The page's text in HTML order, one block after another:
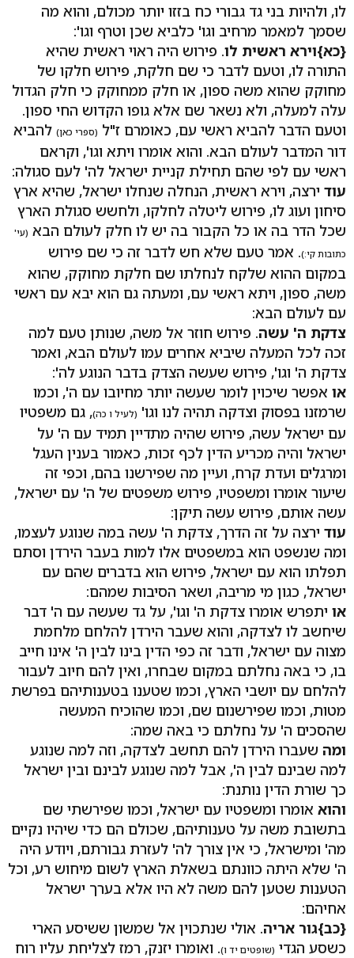
לו, ולהיות בני גד גבורי כח בזזו יותר מכולם, והוא מה
שסמך למאמר מרחיב וגו' כלביא שכן וטרף וגו':
{כא}וירא ראשית לו. פירוש היה ראוי ראשית שהיא
התורה לו, וטעם לדבר כי שם חלקת, פירוש חלקו של
מחוקק שהוא משה ספון, או חלק ממחוקק כי חלק הגדול
עלה למעלה, ולא נשאר שם אלא גופו הקדוש החי ספון.
וטעם הדבר להביא ראשי עם, כאומרם ז"ל (ספרי כאן) להביא
דור המדבר לעולם הבא. והוא אומרו ויתא וגו', וקראם
ראשי עם לפי שהם תחילת קניית ישראל לה' לעם סגולה:
עוד ירצה, וירא ראשית, הנחלה שנחלו ישראל, שהיא ארץ
סיחון ועוג לו, פירוש ליטלה לחלקו, ולחשש סגולת הארץ
שכל הדר בה או כל הקבור בה יש לו חלק לעולם הבא (עי'
כתובות קי:). אמר טעם שלא חש לדבר זה כי שם פירוש
במקום ההוא שלקח לנחלתו שם חלקת מחוקק, שהוא
משה, ספון, ויתא ראשי עם, ומעתה גם הוא יבא עם ראשי
עם לעולם הבא:
צדקת ה' עשה. פירוש חוזר אל משה, שנותן טעם למה
זכה לכל המעלה שיביא אחרים עמו לעולם הבא, ואמר
צדקת ה' וגו', פירוש שעשה הצדק בדבר הנוגע לה':
או אפשר שיכוין לומר שעשה יותר מחיובו עם ה', וכמו
שרמזנו בפסוק וצדקה תהיה לנו וגו' (לעיל ו כה), גם משפטיו
עם ישראל עשה, פירוש שהיה מתדיין תמיד עם ה' על
ישראל והיה מכריע הדין לכף זכות, כאמור בענין העגל
ומרגלים ועדת קרח, ועיין מה שפירשנו בהם, וכפי זה
שיעור אומרו ומשפטיו, פירוש משפטים של ה' עם ישראל,
עשה אותם, פירוש עשה תיקן:
עוד ירצה על זה הדרך, צדקת ה' עשה במה שנוגע לעצמו,
ומה שנשפט הוא במשפטים אלו למות בעבר הירדן וסתם
תפלתו הוא עם ישראל, פירוש הוא בדברים שהם עם
ישראל, כגון מי מריבה, ושאר הסיבות שמהם:
או יתפרש אומרו צדקת ה' וגו', על גד שעשה עם ה' דבר
שיחשב לו לצדקה, והוא שעבר הירדן להלחם מלחמת
מצוה עם ישראל, ודבר זה כפי הדין בינו לבין ה' אינו חייב
בו, כי באה נחלתם במקום שבחרו, ואין להם חיוב לעבור
להלחם עם יושבי הארץ, וכמו שטענו בטענותיהם בפרשת
מטות, וכמו שפירשנום שם, וכמו שהוכיח המעשה
שהסכים ה' על נחלתם כי באה שמה:
ומה שעברו הירדן להם תחשב לצדקה, וזה למה שנוגע
למה שבינם לבין ה', אבל למה שנוגע לבינם ובין ישראל
כך שורת הדין נותנת:
והוא אומרו ומשפטיו עם ישראל, וכמו שפירשתי שם
בתשובת משה על טענותיהם, שכולם הם כדי שיהיו נקיים
מה' ומישראל, כי אין צורך לה' לעזרת גבורתם, ויודע היה
ה' שלא היתה כוונתם בשאלת הארץ לשום מיחוש רע, וכל
הטענות שטען להם משה לא היו אלא בערך ישראל
אחיהם:
{כב}גור אריה. אולי שנתכוין אל שמשון ששיסע הארי
כשסע הגדי (שופטים יד ו). ואומרו יזנק, רמז לצליחת עליו רוח